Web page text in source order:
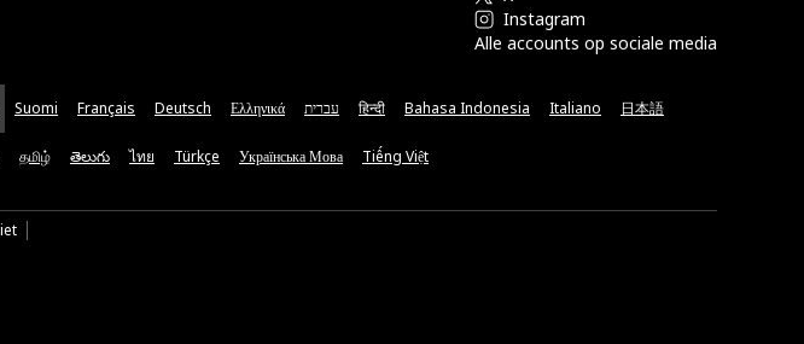
Instagram
Alle accounts op sociale media
Suomi Français Deutsch Ελληνικά עברית हिन्दी Bahasa Indonesia Italiano 日本語
தமிழ் తెలుగు ไทย Türkçe Українська Мова Tiếng Việt